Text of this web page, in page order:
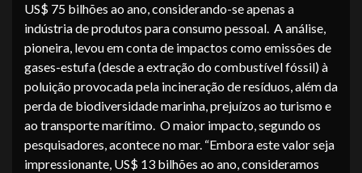
US$ 75 bilhões ao ano, considerando-se apenas a
indústria de produtos para consumo pessoal. A análise,
pioneira, levou em conta de impactos como emissões de
gases-estufa (desde a extração do combustível fóssil) à
poluição provocada pela incineração de resíduos, além da
perda de biodiversidade marinha, prejuízos ao turismo e
ao transporte marítimo. O maior impacto, segundo os
pesquisadores, acontece no mar. “Embora este valor seja
impressionante, US$ 13 bilhões ao ano, consideramos